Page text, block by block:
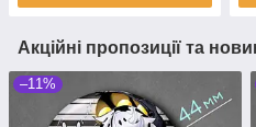
Акційні пропозиції та
–11%